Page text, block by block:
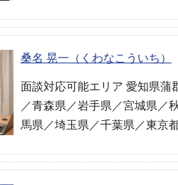
桑名 晃一（くわなこういち）
面談対応可能エリア 愛知県
／青森県／岩手県／宮城県／
馬県／埼玉県／千葉県／東京